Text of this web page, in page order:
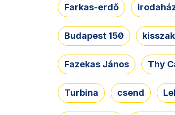
Farkas-erdő
Budapest 150
Fazekas János Thy
Turbina csend